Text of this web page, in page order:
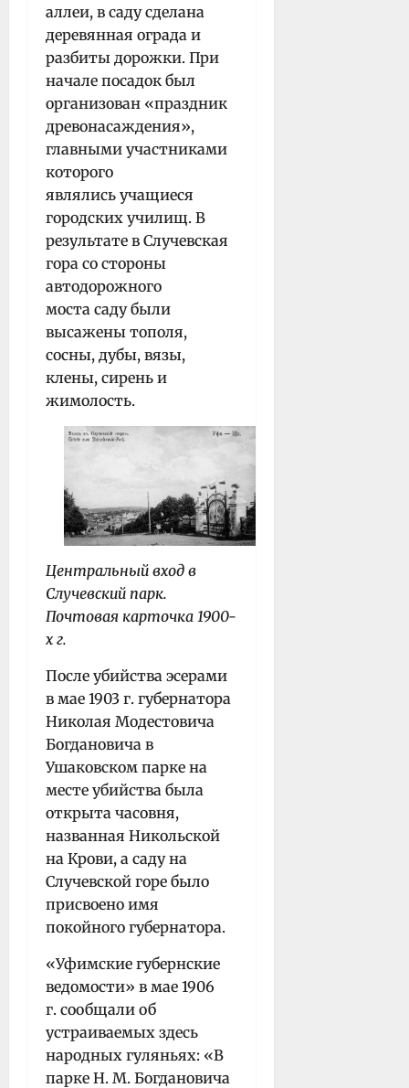
аллеи, в саду сделана
деревянная ограда и
разбиты дорожки. При
начале посадок был
организован «праздник
древонасаждения»,
главными участниками
которого
являлись учащиеся
городских училищ. В
результате в Случевская
гора со стороны
автодорожного
моста саду были
высажены тополя,
сосны, дубы, вязы,
клены, сирень и
жимолость.
Центральный вход в
Случевский парк.
Почтовая карточка 1900-
х г.
После убийства эсерами
в мае 1903 г. губернатора
Николая Модестовича
Богдановича в
Ушаковском парке на
месте убийства была
открыта часовня,
названная Никольской
на Крови, а саду на
Случевской горе было
присвоено имя
покойного губернатора.
«Уфимские губернские
ведомости» в мае 1906
г. сообщали об
устраиваемых здесь
народных гуляньях: «В
парке Н. М. Богдановича